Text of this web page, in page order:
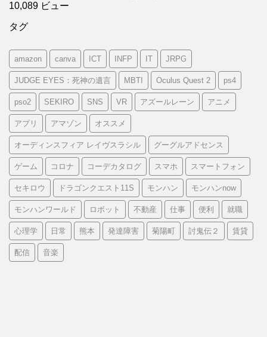
10,089 ビュー
タグ
amazon canva ICT INFP IT JRPG
JUDGE EYES：死神の遺言 MBTI Oculus Quest 2 ps4
pso2 SEKIRO SNS VR アズールレーン アニメ
アプリ アマゾン オススメ
オーディンスフィア レイヴスラシル グーグルアドセンス
ゲーム コロナ コーデカタログ スマホ スマートフォン
セキロウ ドラゴンクエスト11S モンハン モンハンnow
モンハンワールド ロボット 不動産 仕事 便利 就職
心理学 日常 熊本 発達障害 菊陽町 討鬼伝２ 賃貸
配信 音楽